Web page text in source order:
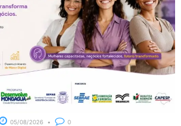
05/08/2026 0